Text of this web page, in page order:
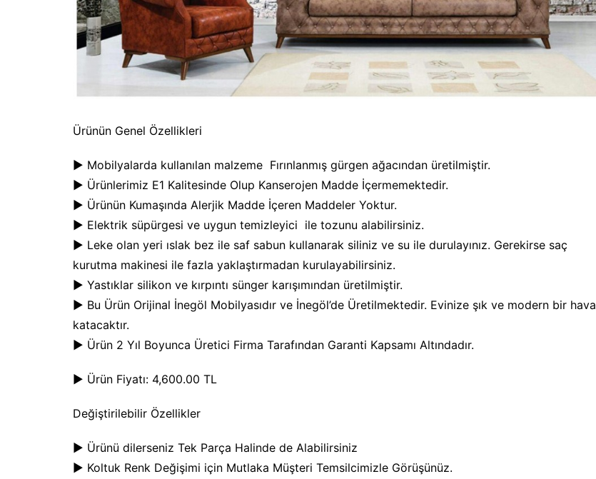
Ürünün Genel Özellikleri
► Mobilyalarda kullanılan malzeme Fırınlanmış gürgen ağacından üretilmiştir.
► Ürünlerimiz E1 Kalitesinde Olup Kanserojen Madde İçermemektedir.
► Ürünün Kumaşında Alerjik Madde İçeren Maddeler Yoktur.
► Elektrik süpürgesi ve uygun temizleyici ile tozunu alabilirsiniz.
► Leke olan yeri ıslak bez ile saf sabun kullanarak siliniz ve su ile durulayınız. Gerekirse saç
kurutma makinesi ile fazla yaklaştırmadan kurulayabilirsiniz.
► Yastıklar silikon ve kırpıntı sünger karışımından üretilmiştir.
► Bu Ürün Orijinal İnegöl Mobilyasıdır ve İnegöl’de Üretilmektedir. Evinize şık ve modern bir hava
katacaktır.
► Ürün 2 Yıl Boyunca Üretici Firma Tarafından Garanti Kapsamı Altındadır.
► Ürün Fiyatı: 4,600.00 TL
Değiştirilebilir Özellikler
► Ürünü dilerseniz Tek Parça Halinde de Alabilirsiniz
► Koltuk Renk Değişimi için Mutlaka Müşteri Temsilcimizle Görüşünüz.